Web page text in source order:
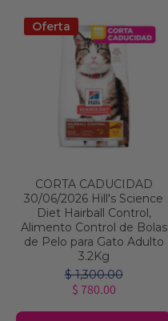
Oferta
CORTA CADUCIDAD
30/06/2026 Hill's Science
Diet Hairball Control,
Alimento Control de Bolas
de Pelo para Gato Adulto
3.2Kg
$ 1,300.00
$ 780.00